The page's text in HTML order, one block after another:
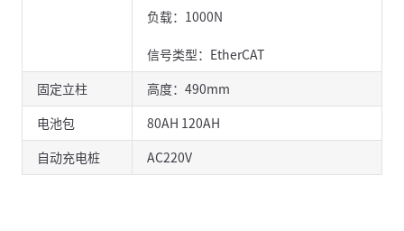
负载：1000N
信号类型：EtherCAT
固定立柱
高度：490mm
电池包
80AH 120AH
自动充电桩
AC220V